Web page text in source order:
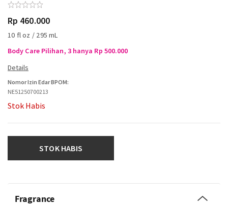
Rp 460.000
10 fl oz / 295 mL
Body Care Pilihan, 3 hanya Rp 500.000
Nomor Izin Edar BPOM:
NE51250700213
Stok Habis
STOK HABIS
Fragrance